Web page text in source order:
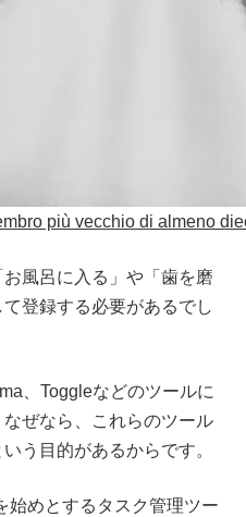
più vecchio di almeno
風呂に入る」や「歯を磨
登録する必要があるでし
、Toggleなどのツールに
ぜなら、これらのツール
う目的があるからです。
始めとするタスク管理ツー